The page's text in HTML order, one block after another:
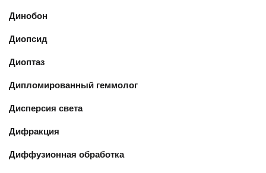
Динобон
Диопсид
Диоптаз
Дипломированный геммолог
Дисперсия света
Дифракция
Диффузионная обработка